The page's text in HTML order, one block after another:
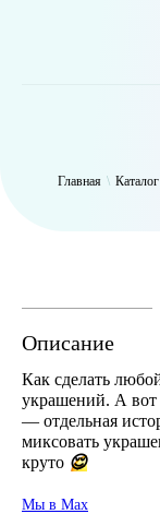
Главная \
Описание
Как сделать
украшений. А вот
— отдельная
миксовать
круто 😌
Мы в Max